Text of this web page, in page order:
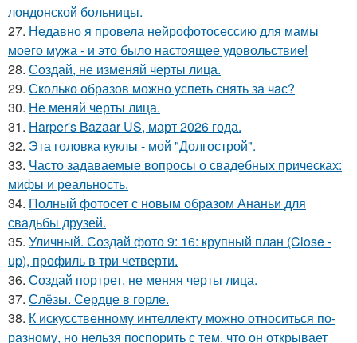
лондонской больницы.
27. Недавно я провела нейрофотосессию для мамы
моего мужа - и это было настоящее удовольствие!
28. Создай, не изменяй черты лица.
29. Сколько образов можно успеть снять за час?
30. Не меняй черты лица.
31. Harper's Bazaar US, март 2026 года.
32. Эта головка куклы - мой "Долгострой".
33. Часто задаваемые вопросы о свадебных прическах:
мифы и реальность.
34. Полный фотосет с новым образом Ананьи для
свадьбы друзей.
35. Уличный. Создай фото 9: 16: крупный план (Close -
up), профиль в три четверти.
36. Создай портрет, не меняя черты лица.
37. Слёзы. Сердце в горле.
38. К искусственному интеллекту можно относиться по-
разному, но нельзя поспорить с тем, что он открывает